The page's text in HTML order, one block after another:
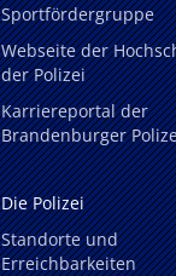
Sportfördergruppe
Webseite der
der Polizei
Karriereportal der
Brandenburger
Die Polizei
Standorte und
Erreichbarkeiten